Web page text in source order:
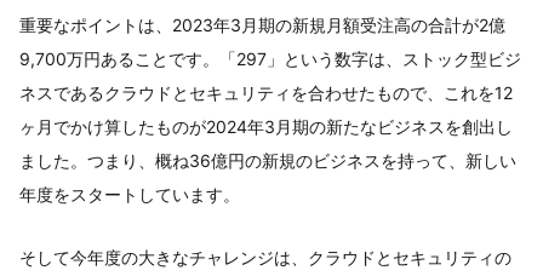
重要なポイントは、2023年3月期の新規月額受注高の合計が2億
9,700万円あることです。「297」という数字は、ストック型ビジ
ネスであるクラウドとセキュリティを合わせたもので、これを12
ヶ月でかけ算したものが2024年3月期の新たなビジネスを創出し
ました。つまり、概ね36億円の新規のビジネスを持って、新しい
年度をスタートしています。
そして今年度の大きなチャレンジは、クラウドとセキュリティの